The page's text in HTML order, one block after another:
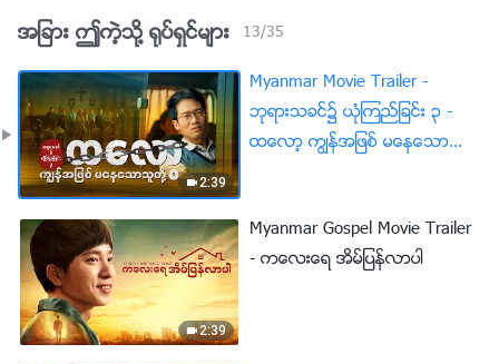
အျခား ဤကဲ့သို႔ ႐ုပ္ရွင္မ်ား 13/35
2:39
Myanmar Movie Trailer -
ဘုရားသခင္၌ ယုံၾကည္ျခင္း ၃ -
ထေလာ့ ကြၽန္အျဖစ္ မေနေသာသူ
2:39
Myanmar Gospel Movie Trailer
- ကေလးေရ အိမ္ျပန္လာပါ